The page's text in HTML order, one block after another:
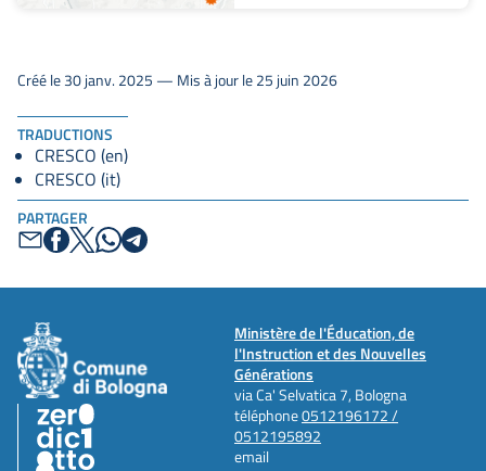
TRADUCTIONS
CRESCO (en)
CRESCO (it)
PARTAGER
Créé le 30 janv. 2025 — Mis à jour le 25 juin 2026
Ministère de l'Éducation, de
l'Instruction et des Nouvelles
Générations
via Ca' Selvatica 7, Bologna
téléphone0512196172 /
0512195892
email